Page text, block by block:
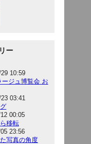
ー
10:59
ージュ博覧会 お
03:41
00:05
移転
23:56
写真の角度